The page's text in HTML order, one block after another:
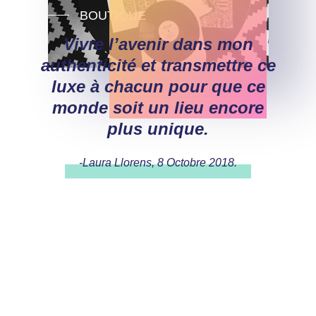
BOUTIQUE
Vivre l’avenir dans mon
authenticité et transmettre ce
luxe à chacun pour que ce
monde soit un lieu encore
plus unique.
-Laura Llorens, 8 Octobre 2018.